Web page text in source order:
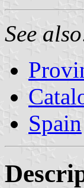
See
Spain